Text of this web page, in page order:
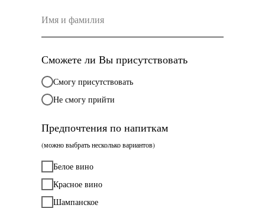
Сможете ли Вы присутствовать
Смогу присутствовать
Не смогу прийти
Предпочтения по напиткам
(можно выбрать несколько вариантов)
Белое вино
Красное вино
Шампанское